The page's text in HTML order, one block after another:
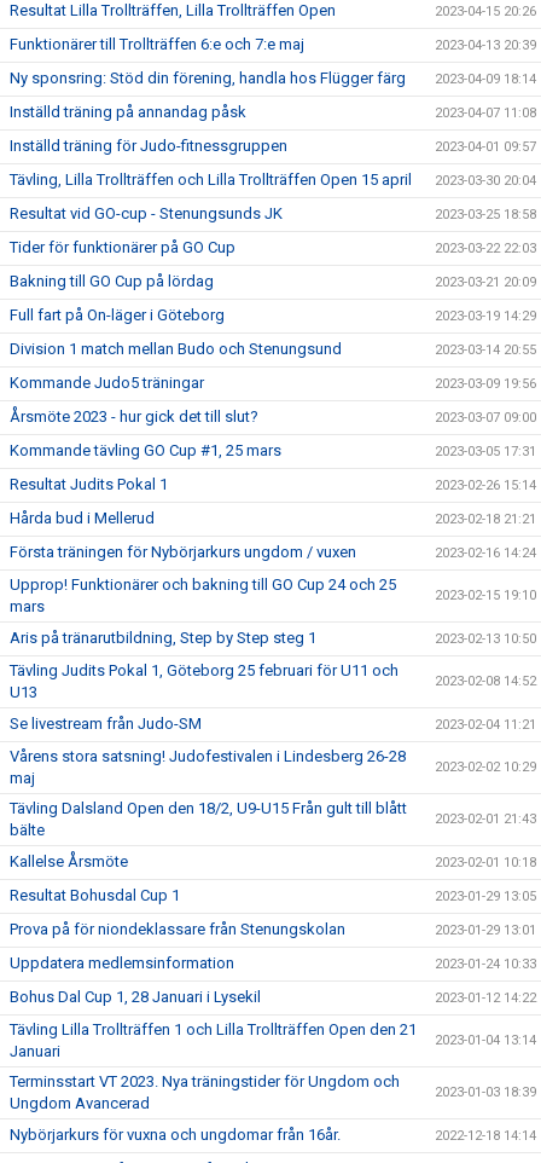
Resultat Lilla Trollträffen, Lilla Trollträffen Open 2023-04-15 20:26
Funktionärer till Trollträffen 6:e och 7:e maj 2023-04-13 20:39
Ny sponsring: Stöd din förening, handla hos Flügger färg 2023-04-09 18:14
Inställd träning på annandag påsk 2023-04-07 11:08
Inställd träning för Judo-fitnessgruppen 2023-04-01 09:57
Tävling, Lilla Trollträffen och Lilla Trollträffen Open 15 april 2023-03-30 20:04
Resultat vid GO-cup - Stenungsunds JK 2023-03-25 18:58
Tider för funktionärer på GO Cup 2023-03-22 22:03
Bakning till GO Cup på lördag 2023-03-21 20:09
Full fart på On-läger i Göteborg 2023-03-19 14:29
Division 1 match mellan Budo och Stenungsund 2023-03-14 20:55
Kommande Judo5 träningar 2023-03-09 19:56
Årsmöte 2023 - hur gick det till slut? 2023-03-07 09:00
Kommande tävling GO Cup #1, 25 mars 2023-03-05 17:31
Resultat Judits Pokal 1 2023-02-26 15:14
Hårda bud i Mellerud 2023-02-18 21:21
Första träningen för Nybörjarkurs ungdom / vuxen 2023-02-16 14:24
Upprop! Funktionärer och bakning till GO Cup 24 och 25
mars
2023-02-15 19:10
Aris på tränarutbildning, Step by Step steg 1 2023-02-13 10:50
Tävling Judits Pokal 1, Göteborg 25 februari för U11 och
U13
2023-02-08 14:52
Se livestream från Judo-SM 2023-02-04 11:21
Vårens stora satsning! Judofestivalen i Lindesberg 26-28
maj
2023-02-02 10:29
Tävling Dalsland Open den 18/2, U9-U15 Från gult till blått
bälte
2023-02-01 21:43
Kallelse Årsmöte 2023-02-01 10:18
Resultat Bohusdal Cup 1 2023-01-29 13:05
Prova på för niondeklassare från Stenungskolan 2023-01-29 13:01
Uppdatera medlemsinformation 2023-01-24 10:33
Bohus Dal Cup 1, 28 Januari i Lysekil 2023-01-12 14:22
Tävling Lilla Trollträffen 1 och Lilla Trollträffen Open den 21
Januari
2023-01-04 13:14
Terminsstart VT 2023. Nya träningstider för Ungdom och
Ungdom Avancerad
2023-01-03 18:39
Nybörjarkurs för vuxna och ungdomar från 16år. 2022-12-18 14:14